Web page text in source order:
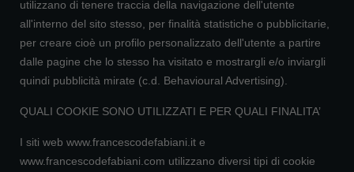
utilizzano di tenere traccia della navigazione dell'utente
all'interno del sito stesso, per finalità statistiche o pubblicitarie,
per creare cioè un profilo personalizzato dell'utente a partire
dalle pagine che lo stesso ha visitato e mostrargli e/o inviargli
quindi pubblicità mirate (c.d. Behavioural Advertising).
QUALI COOKIE SONO UTILIZZATI E PER QUALI FINALITA’
I siti web www.francescodefabiani.it e
www.francescodefabiani.com utilizzano diversi tipi di cookie